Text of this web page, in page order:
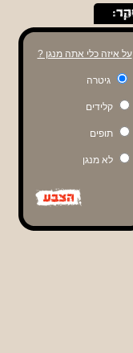
על איזה כלי אתה מנגן ?
גיטרה
קלידים
תופים
לא מנגן